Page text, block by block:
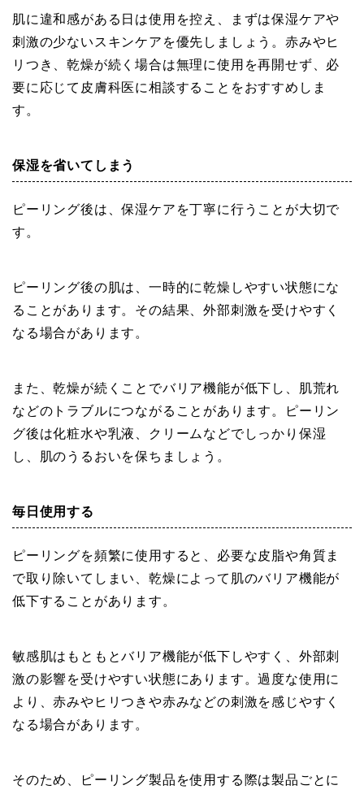
肌に違和感がある日は使用を控え、まずは保湿ケアや
刺激の少ないスキンケアを優先しましょう。赤みやヒ
リつき、乾燥が続く場合は無理に使用を再開せず、必
要に応じて皮膚科医に相談することをおすすめしま
す。
保湿を省いてしまう
ピーリング後は、保湿ケアを丁寧に行うことが大切で
す。
ピーリング後の肌は、一時的に乾燥しやすい状態にな
ることがあります。その結果、外部刺激を受けやすく
なる場合があります。
また、乾燥が続くことでバリア機能が低下し、肌荒れ
などのトラブルにつながることがあります。ピーリン
グ後は化粧水や乳液、クリームなどでしっかり保湿
し、肌のうるおいを保ちましょう。
毎日使用する
ピーリングを頻繁に使用すると、必要な皮脂や角質ま
で取り除いてしまい、乾燥によって肌のバリア機能が
低下することがあります。
敏感肌はもともとバリア機能が低下しやすく、外部刺
激の影響を受けやすい状態にあります。過度な使用に
より、赤みやヒリつきや赤みなどの刺激を感じやすく
なる場合があります。
そのため、ピーリング製品を使用する際は製品ごとに